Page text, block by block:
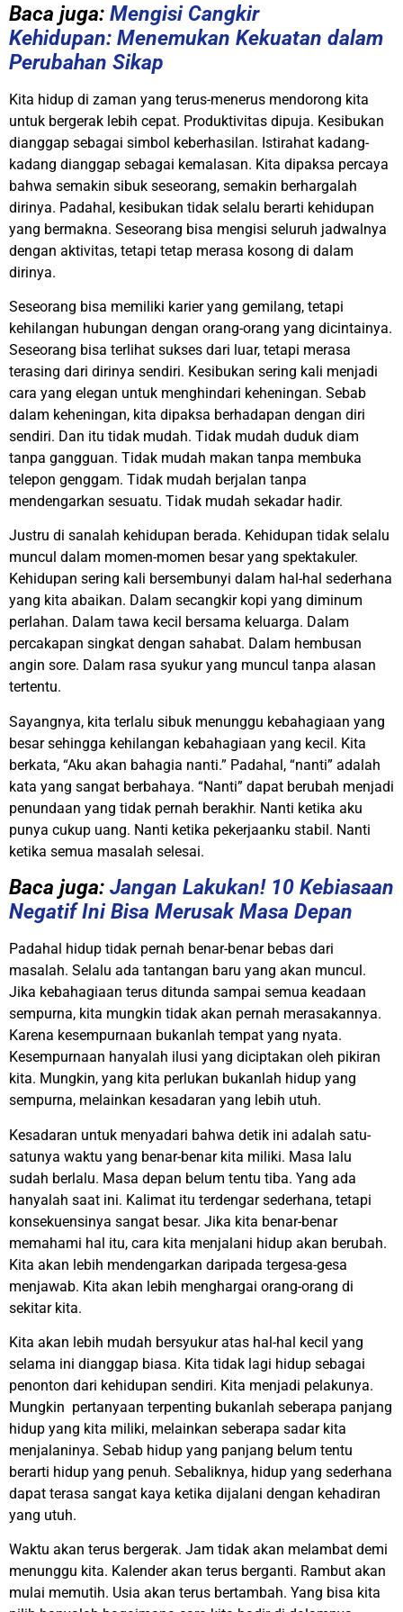
Baca juga: Mengisi Cangkir
Kehidupan: Menemukan Kekuatan dalam
Perubahan Sikap
Kita hidup di zaman yang terus-menerus mendorong kita
untuk bergerak lebih cepat. Produktivitas dipuja. Kesibukan
dianggap sebagai simbol keberhasilan. Istirahat kadang-
kadang dianggap sebagai kemalasan. Kita dipaksa percaya
bahwa semakin sibuk seseorang, semakin berhargalah
dirinya. Padahal, kesibukan tidak selalu berarti kehidupan
yang bermakna. Seseorang bisa mengisi seluruh jadwalnya
dengan aktivitas, tetapi tetap merasa kosong di dalam
dirinya.
Seseorang bisa memiliki karier yang gemilang, tetapi
kehilangan hubungan dengan orang-orang yang dicintainya.
Seseorang bisa terlihat sukses dari luar, tetapi merasa
terasing dari dirinya sendiri. Kesibukan sering kali menjadi
cara yang elegan untuk menghindari keheningan. Sebab
dalam keheningan, kita dipaksa berhadapan dengan diri
sendiri. Dan itu tidak mudah. Tidak mudah duduk diam
tanpa gangguan. Tidak mudah makan tanpa membuka
telepon genggam. Tidak mudah berjalan tanpa
mendengarkan sesuatu. Tidak mudah sekadar hadir.
Justru di sanalah kehidupan berada. Kehidupan tidak selalu
muncul dalam momen-momen besar yang spektakuler.
Kehidupan sering kali bersembunyi dalam hal-hal sederhana
yang kita abaikan. Dalam secangkir kopi yang diminum
perlahan. Dalam tawa kecil bersama keluarga. Dalam
percakapan singkat dengan sahabat. Dalam hembusan
angin sore. Dalam rasa syukur yang muncul tanpa alasan
tertentu.
Sayangnya, kita terlalu sibuk menunggu kebahagiaan yang
besar sehingga kehilangan kebahagiaan yang kecil. Kita
berkata, “Aku akan bahagia nanti.” Padahal, “nanti” adalah
kata yang sangat berbahaya. “Nanti” dapat berubah menjadi
penundaan yang tidak pernah berakhir. Nanti ketika aku
punya cukup uang. Nanti ketika pekerjaanku stabil. Nanti
ketika semua masalah selesai.
Baca juga: Jangan Lakukan! 10 Kebiasaan
Negatif Ini Bisa Merusak Masa Depan
Padahal hidup tidak pernah benar-benar bebas dari
masalah. Selalu ada tantangan baru yang akan muncul.
Jika kebahagiaan terus ditunda sampai semua keadaan
sempurna, kita mungkin tidak akan pernah merasakannya.
Karena kesempurnaan bukanlah tempat yang nyata.
Kesempurnaan hanyalah ilusi yang diciptakan oleh pikiran
kita. Mungkin, yang kita perlukan bukanlah hidup yang
sempurna, melainkan kesadaran yang lebih utuh.
Kesadaran untuk menyadari bahwa detik ini adalah satu-
satunya waktu yang benar-benar kita miliki. Masa lalu
sudah berlalu. Masa depan belum tentu tiba. Yang ada
hanyalah saat ini. Kalimat itu terdengar sederhana, tetapi
konsekuensinya sangat besar. Jika kita benar-benar
memahami hal itu, cara kita menjalani hidup akan berubah.
Kita akan lebih mendengarkan daripada tergesa-gesa
menjawab. Kita akan lebih menghargai orang-orang di
sekitar kita.
Kita akan lebih mudah bersyukur atas hal-hal kecil yang
selama ini dianggap biasa. Kita tidak lagi hidup sebagai
penonton dari kehidupan sendiri. Kita menjadi pelakunya.
Mungkin pertanyaan terpenting bukanlah seberapa panjang
hidup yang kita miliki, melainkan seberapa sadar kita
menjalaninya. Sebab hidup yang panjang belum tentu
berarti hidup yang penuh. Sebaliknya, hidup yang sederhana
dapat terasa sangat kaya ketika dijalani dengan kehadiran
yang utuh.
Waktu akan terus bergerak. Jam tidak akan melambat demi
menunggu kita. Kalender akan terus berganti. Rambut akan
mulai memutih. Usia akan terus bertambah. Yang bisa kita